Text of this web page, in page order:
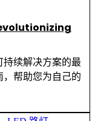
持续解决方案的最
帮助您为自己的